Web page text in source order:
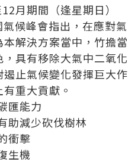
月期間（逢星期日）
候峰會指出，在應對氣
解決方案當中，竹擔當
具有移除大氣中二氧化
止氣候變化發揮巨大作
重大貢獻。
匯能力
助減少砍伐樹林
衝擊
生機